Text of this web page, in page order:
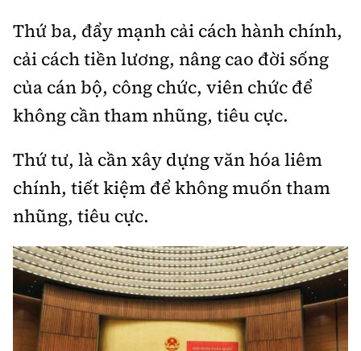
Thứ ba, đẩy mạnh cải cách hành chính,
cải cách tiền lương, nâng cao đời sống
của cán bộ, công chức, viên chức để
không cần tham nhũng, tiêu cực.
Thứ tư, là cần xây dựng văn hóa liêm
chính, tiết kiệm để không muốn tham
nhũng, tiêu cực.